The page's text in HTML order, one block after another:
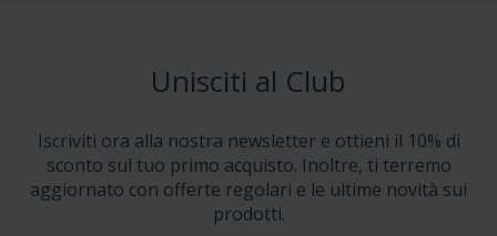
Unisciti al Club
Iscriviti ora alla nostra newsletter e ottieni il 10% di
sconto sul tuo primo acquisto. Inoltre, ti terremo
aggiornato con offerte regolari e le ultime novità sui
prodotti.